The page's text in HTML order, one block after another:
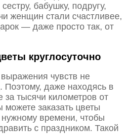
бабушку, подругу,
женщин стали счастливее,
— даже просто так, от
круглосуточно
чувств не
Поэтому, даже находясь в
за тысячи километров от
можете заказать цветы
времени, чтобы
с праздником. Такой